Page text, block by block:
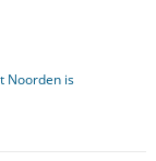
Noorden is